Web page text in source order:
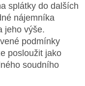
splátky do dalších
nájemníka
jeho výše.
podmínky
posloužit jako
soudního